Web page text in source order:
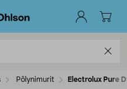
Pölynimurit Electrolux Pure